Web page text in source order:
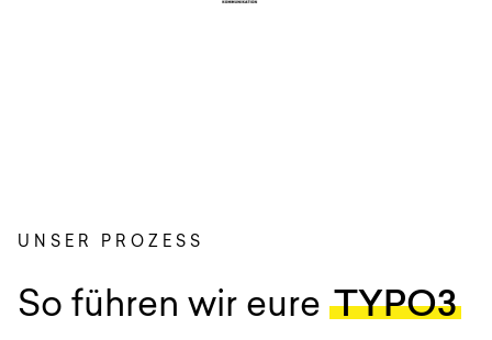
UNSER PROZESS
:
So führen wir eure TYPO3